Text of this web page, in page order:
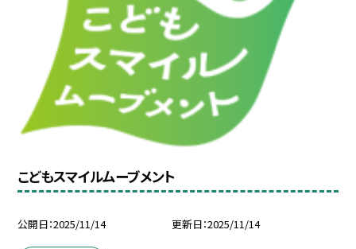
こどもスマイルムーブメント
公開日 2025/11/14 更新日 2025/11/14